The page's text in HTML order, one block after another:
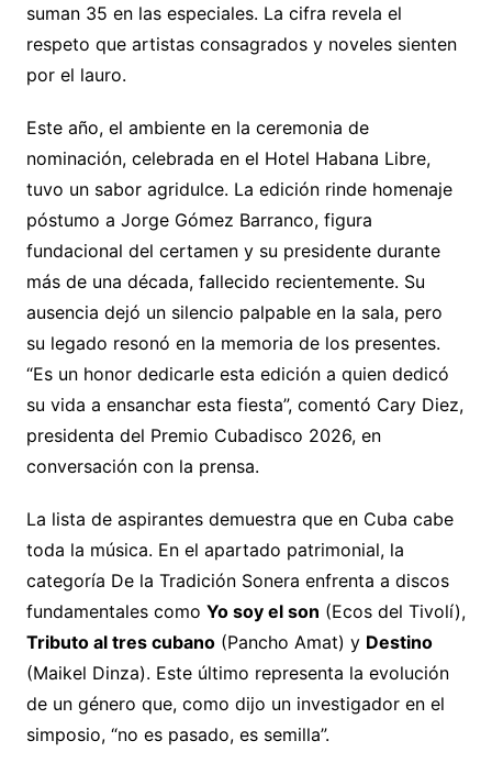
suman 35 en las especiales. La cifra revela el
respeto que artistas consagrados y noveles sienten
por el lauro.
Este año, el ambiente en la ceremonia de
nominación, celebrada en el Hotel Habana Libre,
tuvo un sabor agridulce. La edición rinde homenaje
póstumo a Jorge Gómez Barranco, figura
fundacional del certamen y su presidente durante
más de una década, fallecido recientemente. Su
ausencia dejó un silencio palpable en la sala, pero
su legado resonó en la memoria de los presentes.
“Es un honor dedicarle esta edición a quien dedicó
su vida a ensanchar esta fiesta”, comentó Cary Diez,
presidenta del Premio Cubadisco 2026, en
conversación con la prensa.
La lista de aspirantes demuestra que en Cuba cabe
toda la música. En el apartado patrimonial, la
categoría De la Tradición Sonera enfrenta a discos
fundamentales como Yo soy el son (Ecos del Tivolí),
Tributo al tres cubano(Pancho Amat) y Destino
(Maikel Dinza). Este último representa la evolución
de un género que, como dijo un investigador en el
simposio, “no es pasado, es semilla”.